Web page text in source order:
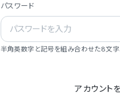
- **ビジ
### 会社
パスワード
半角英数字と記号を組み合わせた8文字
アカウント